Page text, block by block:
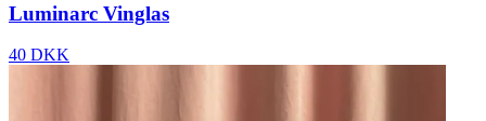
Luminarc Vinglas
40 DKK